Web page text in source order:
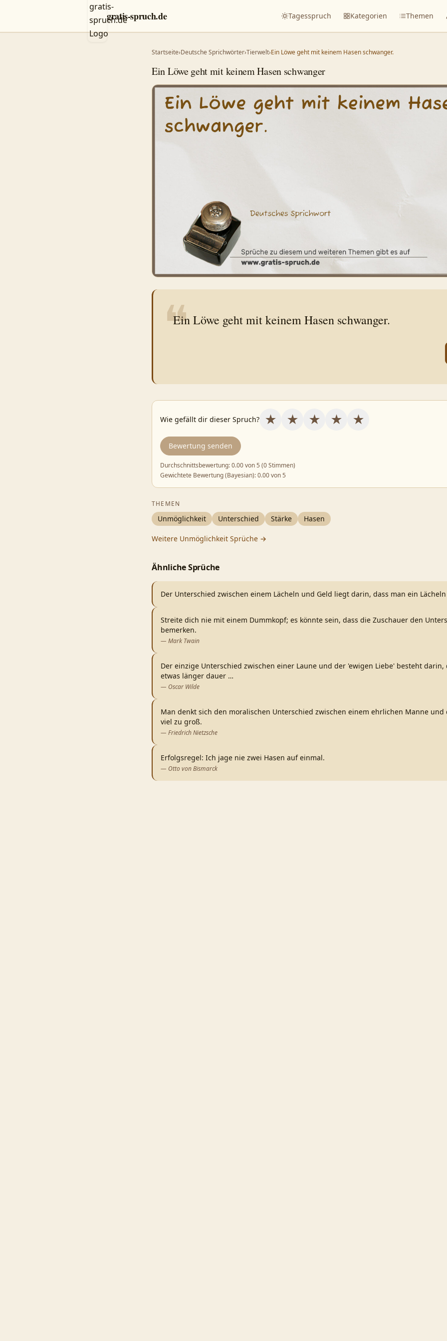
gratis-spruch.de Tagesspruch Kategorien Themen
Startseite›Deutsche Sprichwörter›Tierwelt›Ein Löwe geht mit keinem Hasen schwanger.
Ein Löwe geht mit keinem Hasen schwanger
❝
Ein Löwe geht mit keinem Hasen schwanger.
Wie gefällt dir dieser Spruch? ★ ★ ★ ★ ★
Bewertung senden
Durchschnittsbewertung:0.00von 5 (0 Stimmen)
Gewichtete Bewertung (Bayesian):0.00von 5
THEMEN
Unmöglichkeit Unterschied Stärke Hasen
Weitere Unmöglichkeit Sprüche →
Ähnliche Sprüche
Der Unterschied zwischen einem Lächeln und Geld liegt darin, dass man ein
Streite dich nie mit einem Dummkopf; es könnte sein, dass die Zuschauer den
bemerken.
— Mark Twain
Der einzige Unterschied zwischen einer Laune und der 'ewigen Liebe' besteht darin,
etwas länger dauer …
— Oscar Wilde
Man denkt sich den moralischen Unterschied zwischen einem ehrlichen Manne und
viel zu groß.
— Friedrich Nietzsche
Erfolgsregel: Ich jage nie zwei Hasen auf einmal.
— Otto von Bismarck